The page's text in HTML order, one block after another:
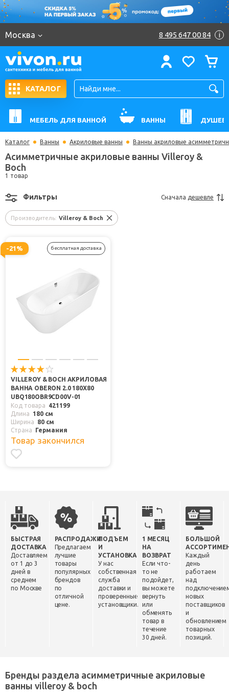
Москва 8 495 647 00 84 i
КАТАЛОГ
МЕБЕЛЬ ДЛЯ ВАННОЙ ВАННЫ
Каталог Ванны Акриловые ванны Ванны акриловые
Асимметричные акриловые ванны Villeroy &
Boch
1 товар
Производитель: Villeroy & Boch
Фильтры Сначала дешевле
-21% бесплатная доставка
VILLEROY & BOCH АКРИЛОВАЯ
ВАННА OBERON 2.0 180X80
UBQ180OBR9CD00V-01
Код товара
421199
Длина
180 см
Ширина
80 см
Страна
Германия
Товар закончился
БЫСТРАЯ
ДОСТАВКА
Доставляем
от 1 до 3
дней в
среднем
по Москве
РАСПРОДАЖИ
Предлагаем
лучшие
товары
популярных
брендов
по
отличной
цене.
ПОДЪЕМ
И
УСТАНОВКА
У нас
собственная
служба
доставки и
проверенные
установщики.
1 МЕСЯЦ
НА
ВОЗВРАТ
Если что-
то не
подойдет,
вы можете
вернуть
или
обменять
товар в
течение
30 дней.
БОЛЬШОЙ
Каждый
день
работаем
над
новых
поставщиков
и
обновлением
товарных
позиций.
Бренды раздела асимметричные акриловые
ванны villeroy & boch